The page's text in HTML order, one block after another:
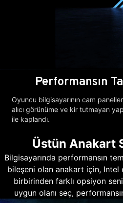
Performansın
Oyuncu bilgisayarının cam
alıcı görünüme ve kir tutmayan
ile kaplandı.
Üstün Anakart
Bilgisayarında performansın
bileşeni olan anakart için, Intel
birbirinden farklı opsiyon
uygun olanı seç,